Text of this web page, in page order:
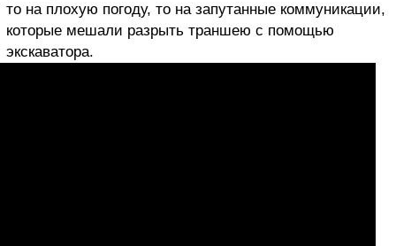
то на плохую погоду, то на запутанные коммуникации,
которые мешали разрыть траншею с помощью
экскаватора.